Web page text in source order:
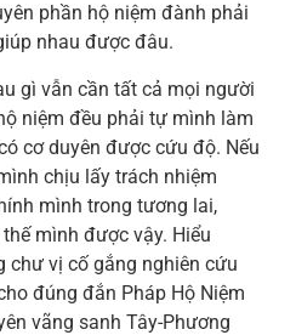
phần hộ niệm đành phải
nhau được đâu.
gì vẫn cần tất cả mọi người
niệm đều phải tự mình làm
cơ duyên được cứu độ. Nếu
chịu lấy trách nhiệm
mình trong tương lai,
mình được vậy. Hiểu
chư vị cố gắng nghiên cứu
đúng đắn Pháp Hộ Niệm
vãng sanh Tây-Phương